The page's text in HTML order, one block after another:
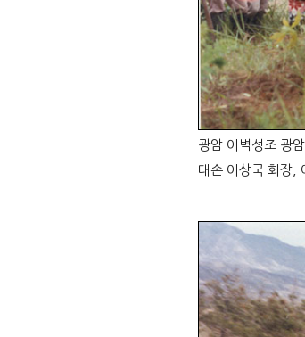
광암 이벽성조 광
대손 이상국 회장,